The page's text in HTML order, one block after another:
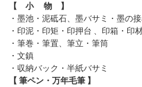
【 小 物 】
・墨池・泥砥石、墨バサミ・墨の
・印泥・印矩・印押台 、印箱・印
・筆巻・筆置、筆立・筆筒
・文鎮
・収納バック・半紙バサミ
【 筆ペン・万年毛筆 】